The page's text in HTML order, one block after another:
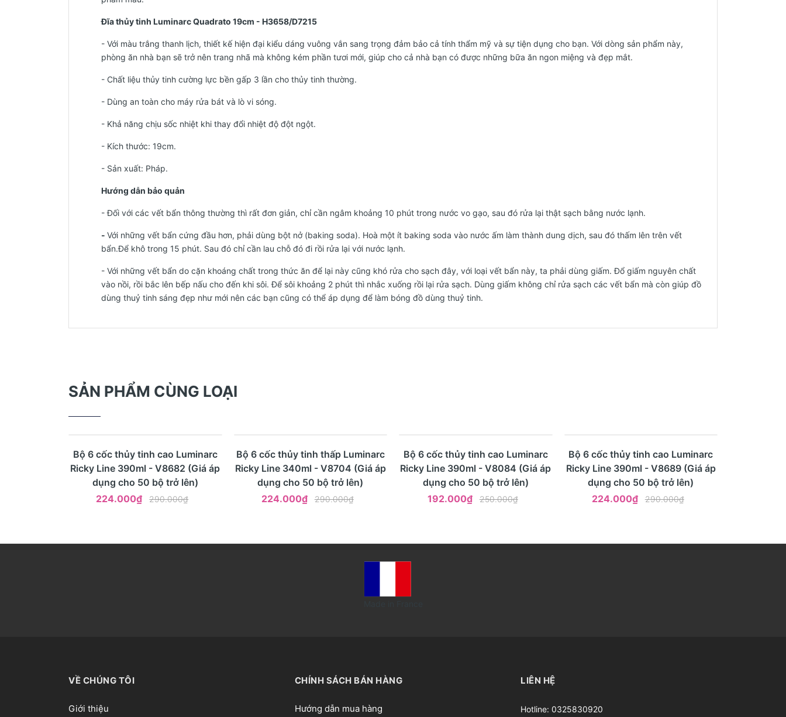
Đĩa thủy tinh Luminarc Quadrato 19cm - H3658/D7215
- Với màu trắng thanh lịch, thiết kế hiện đại kiểu dáng vuông vắn sang trọng đảm bảo cả tính thẩm mỹ và sự tiện dụng cho bạn. Với dòng sản phẩm này,
phòng ăn nhà bạn sẽ trở nên trang nhã mà không kém phần tươi mới, giúp cho cả nhà bạn có được những bữa ăn ngon miệng và đẹp mắt.
- Chất liệu thủy tinh cường lực bền gấp 3 lần cho thủy tinh thường.
- Dùng an toàn cho máy rửa bát và lò vi sóng.
- Khả năng chịu sốc nhiệt khi thay đổi nhiệt độ đột ngột.
- Kích thước: 19cm.
- Sản xuất: Pháp.
Hướng dẫn bảo quản
- Đối với các vết bẩn thông thường thì rất đơn giản, chỉ cần ngâm khoảng 10 phút trong nước vo gạo, sau đó rửa lại thật sạch bằng nước lạnh.
- Với những vết bẩn cứng đầu hơn, phải dùng bột nở (baking soda). Hoà một ít baking soda vào nước ấm làm thành dung dịch, sau đó thấm lên trên vết
bẩn.Để khô trong 15 phút. Sau đó chỉ cần lau chỗ đó đi rồi rửa lại với nước lạnh.
- Với những vết bẩn do cặn khoáng chất trong thức ăn để lại này cũng khó rửa cho sạch đây, với loại vết bẩn này, ta phải dùng giấm. Đổ giấm nguyên chất
vào nồi, rồi bắc lên bếp nấu cho đến khi sôi. Để sôi khoảng 2 phút thì nhắc xuống rồi lại rửa sạch. Dùng giấm không chỉ rửa sạch các vết bẩn mà còn giúp đồ
dùng thuỷ tinh sáng đẹp như mới nên các bạn cũng có thể áp dụng để làm bóng đồ dùng thuỷ tinh.
SẢN PHẨM CÙNG LOẠI
- 23% Mua ngay Xem nhanh
Bộ 6 cốc thủy tinh cao Luminarc
Ricky Line 390ml - V8682 (Giá áp
dụng cho 50 bộ trở lên)
224.000₫
290.000₫
- 23% Mua ngay Xem nhanh
Bộ 6 cốc thủy tinh thấp Luminarc
Ricky Line 340ml - V8704 (Giá áp
dụng cho 50 bộ trở lên)
224.000₫
290.000₫
- 23% Mua ngay Xem nhanh
Bộ 6 cốc thủy tinh cao Luminarc
Ricky Line 390ml - V8084 (Giá áp
dụng cho 50 bộ trở lên)
192.000₫
250.000₫
- 23% Mua ngay Xem nhanh
Bộ 6 cốc thủy tinh cao Luminarc
Ricky Line 390ml - V8689 (Giá áp
dụng cho 50 bộ trở lên)
224.000₫
290.000₫
VỀ CHÚNG TÔI
Giới thiệu
CHÍNH SÁCH BÁN HÀNG
Hướng dẫn mua hàng
LIÊN HỆ
Hotline:0325830920